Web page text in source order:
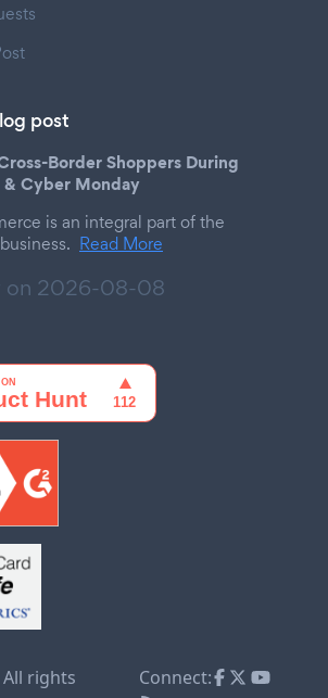
post
Border Shoppers During
& Cyber Monday
is an integral part of the
Read More
on 2026-08-08
All rights
Connect: